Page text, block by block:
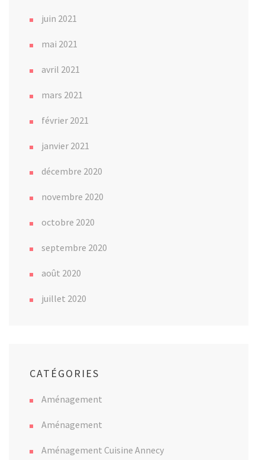
juin 2021
mai 2021
avril 2021
mars 2021
février 2021
janvier 2021
décembre 2020
novembre 2020
octobre 2020
septembre 2020
août 2020
juillet 2020
CATÉGORIES
Aménagement
Aménagement
Aménagement Cuisine Annecy